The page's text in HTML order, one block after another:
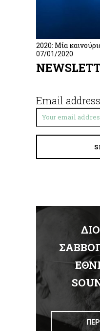
2020: Μία
07/01/2020
Email